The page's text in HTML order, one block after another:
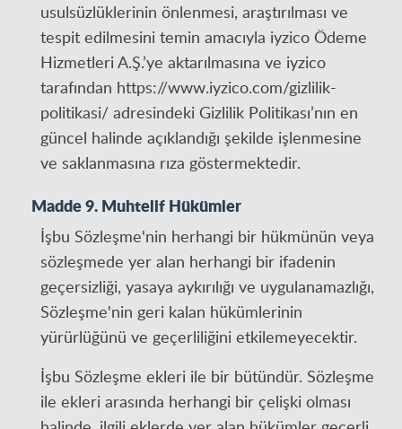
usulsüzlüklerinin önlenmesi, araştırılması ve
tespit edilmesini temin amacıyla iyzico Ödeme
Hizmetleri A.Ş.’ye aktarılmasına ve iyzico
tarafından https://www.iyzico.com/gizlilik-
politikasi/ adresindeki Gizlilik Politikası’nın en
güncel halinde açıklandığı şekilde işlenmesine
ve saklanmasına rıza göstermektedir.
Madde 9. Muhtelif Hükümler
İşbu Sözleşme'nin herhangi bir hükmünün veya
sözleşmede yer alan herhangi bir ifadenin
geçersizliği, yasaya aykırılığı ve uygulanamazlığı,
Sözleşme'nin geri kalan hükümlerinin
yürürlüğünü ve geçerliliğini etkilemeyecektir.
İşbu Sözleşme ekleri ile bir bütündür. Sözleşme
ile ekleri arasında herhangi bir çelişki olması